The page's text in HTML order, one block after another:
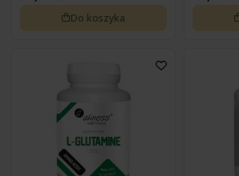
Pokrzywa
Pyłek pszczeli
Różeniec górski
Szafran
Spirulina
Suplementy złożone
Zdrowa żywność na wątrobę
Zdrowa żywność na zaparcia
Zdrowa żywność na żołądek
Do koszyka